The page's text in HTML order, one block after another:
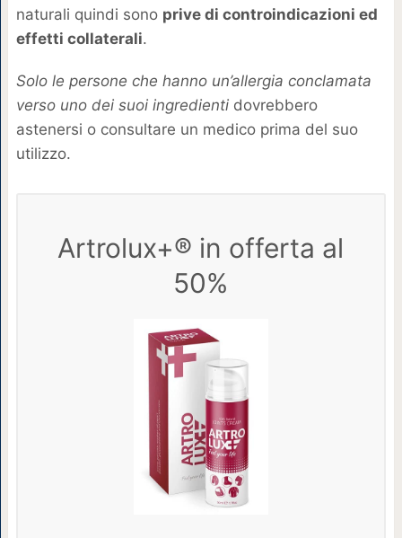
naturali quindi sono prive di controindicazioni ed
effetti collaterali.
Solo le persone che hanno un’allergia conclamata
verso uno dei suoi ingredientidovrebbero
astenersi o consultare un medico prima del suo
utilizzo.
Artrolux+® in offerta al
50%